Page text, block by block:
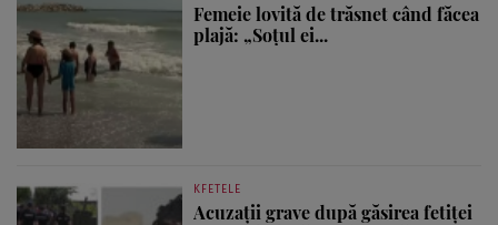
Femeie lovită de trăsnet când făcea
plajă: „Soțul ei...
KFETELE
Acuzații grave după găsirea fetiței